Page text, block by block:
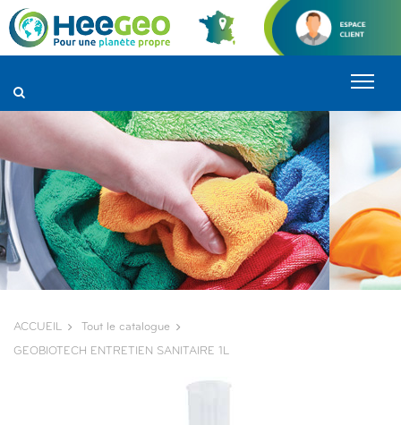
ACCUEIL Tout le catalogue
GEOBIOTECH ENTRETIEN SANITAIRE 1L
Panneau de gestion des cookies